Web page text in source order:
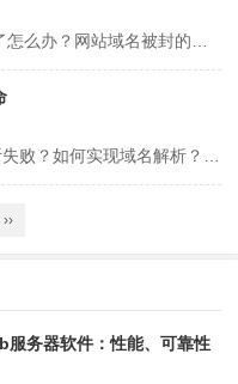
››
服务器软件：性能、可靠性